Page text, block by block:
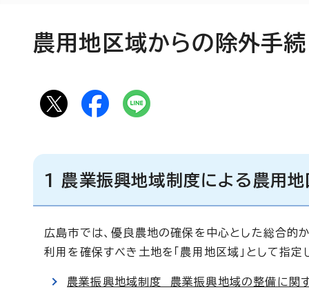
農用地区域からの除外手続
1 農業振興地域制度による農用地
広島市では、優良農地の確保を中心とした総合的
利用を確保すべき土地を「農用地区域」として指定
農業振興地域制度 農業振興地域の整備に関す